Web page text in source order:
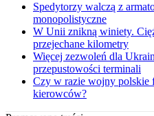
Spedytorzy walczą z
monopolistyczne
W Unii znikną winiety.
przejechane kilometry
Więcej zezwoleń dla
przepustowości terminali
Czy w razie wojny polskie
kierowców?